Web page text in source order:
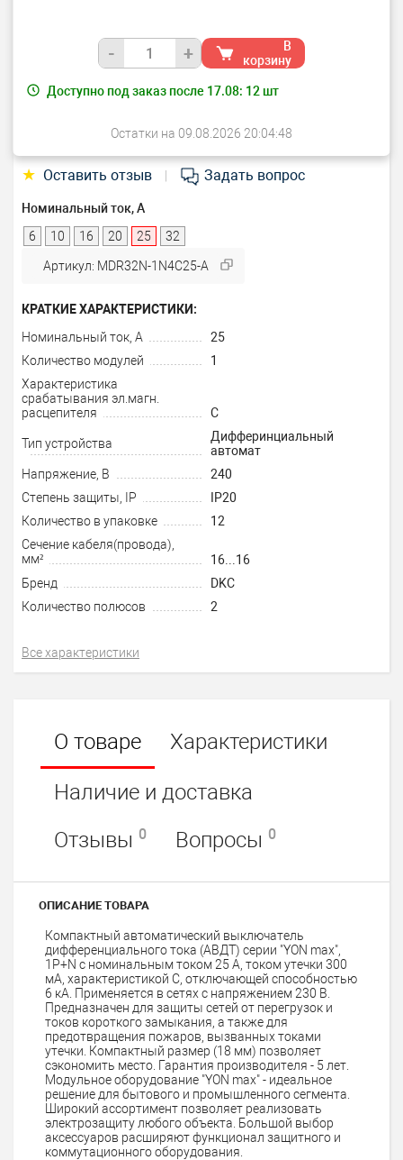
- +
В
корзину
Доступно под заказ после 17.08: 12 шт
Остатки на 09.08.2026 20:04:48
★ Оставить отзыв Задать вопрос
Номинальный ток, А
6
10 16 20 25 32
Артикул: MDR32N-1N4C25-A
КРАТКИЕ ХАРАКТЕРИСТИКИ:
Номинальный ток, А
25
Количество модулей
1
Характеристика
срабатывания эл.магн.
расцепителя
C
Тип устройства
Дифферинциальный
автомат
Напряжение, В
240
Степень защиты, IP
IP20
Количество в упаковке
12
Сечение кабеля(провода),
мм²
16...16
Бренд
DKC
Количество полюсов
2
Все характеристики
О товаре
Характеристики
Наличие и доставка
Отзывы 0 Вопросы 0
ОПИСАНИЕ ТОВАРА
Компактный автоматический выключатель
дифференциального тока (АВДТ) серии "YON max",
1P+N с номинальным током 25 А, током утечки 300
мА, характеристикой C, отключающей способностью
6 кА. Применяется в сетях с напряжением 230 В.
Предназначен для защиты сетей от перегрузок и
токов короткого замыкания, а также для
предотвращения пожаров, вызванных токами
утечки. Компактный размер (18 мм) позволяет
сэкономить место. Гарантия производителя - 5 лет.
Модульное оборудование "YON max" - идеальное
решение для бытового и промышленного сегмента.
Широкий ассортимент позволяет реализовать
электрозащиту любого объекта. Большой выбор
аксессуаров расширяют функционал защитного и
коммутационного оборудования.